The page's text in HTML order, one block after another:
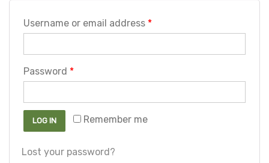
Username or email address *
Password *
Remember me
LOG IN
Lost your password?